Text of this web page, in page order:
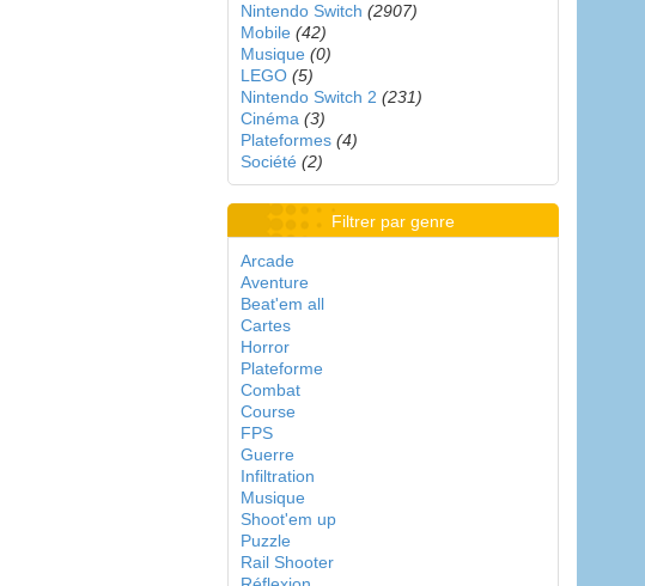
Nintendo Switch (2907)
Mobile (42)
Musique (0)
LEGO (5)
Nintendo Switch 2 (231)
Cinéma (3)
Plateformes (4)
Société (2)
Filtrer par genre
Arcade
Aventure
Beat'em all
Cartes
Horror
Plateforme
Combat
Course
FPS
Guerre
Infiltration
Musique
Shoot'em up
Puzzle
Rail Shooter